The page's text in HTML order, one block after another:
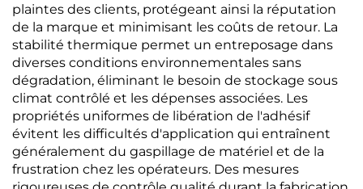
plaintes des clients, protégeant ainsi la réputation
de la marque et minimisant les coûts de retour. La
stabilité thermique permet un entreposage dans
diverses conditions environnementales sans
dégradation, éliminant le besoin de stockage sous
climat contrôlé et les dépenses associées. Les
propriétés uniformes de libération de l'adhésif
évitent les difficultés d'application qui entraînent
généralement du gaspillage de matériel et de la
frustration chez les opérateurs. Des mesures